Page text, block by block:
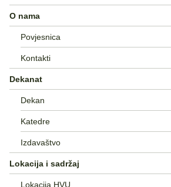
O nama
Povjesnica
Kontakti
Dekanat
Dekan
Katedre
Izdavaštvo
Lokacija i sadržaj
Lokacija HVU